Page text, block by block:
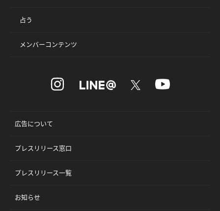
占う
メンバーコンテンツ
広告について
プレスリリース窓口
プレスリリース一覧
お知らせ